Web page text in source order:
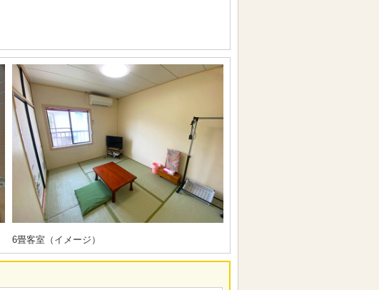
6畳客室（イメージ）